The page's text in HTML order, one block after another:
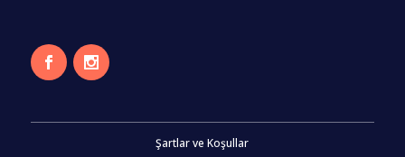
Şartlar ve Koşullar